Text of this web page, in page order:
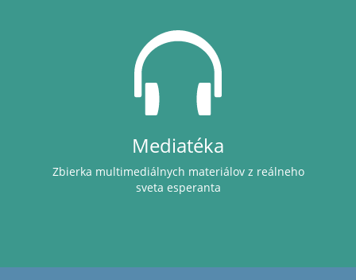
Mediatéka
Zbierka multimediálnych materiálov z reálneho
sveta esperanta